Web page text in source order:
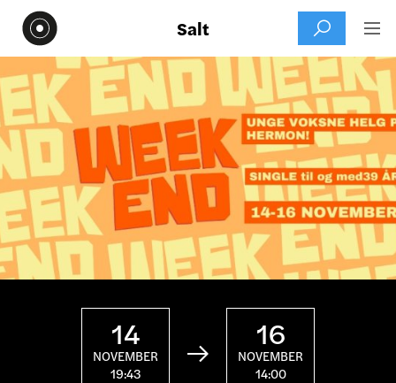
Salt  
14
NOVEMBER
19:43

16
NOVEMBER
14:00